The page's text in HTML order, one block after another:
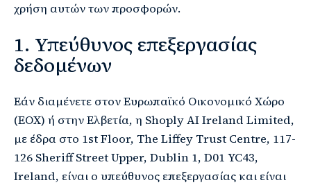
χρήση αυτών των προσφορών.
1. Υπεύθυνος επεξεργασίας
δεδομένων
Εάν διαμένετε στον Ευρωπαϊκό Οικονομικό Χώρο
(ΕΟΧ) ή στην Ελβετία, η Shoply AI Ireland Limited,
με έδρα στο 1st Floor, The Liffey Trust Centre, 117-
126 Sheriff Street Upper, Dublin 1, D01 YC43,
Ireland, είναι ο υπεύθυνος επεξεργασίας και είναι